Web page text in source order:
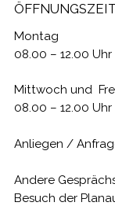
Montag
08.00 – 12.00
Mittwoch und
08.00 – 12.00 Uhr
Anliegen /
Andere
Besuch der